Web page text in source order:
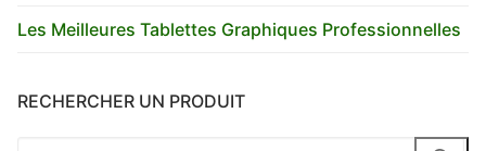
Les Meilleures Tablettes Graphiques Professionnelles
RECHERCHER UN PRODUIT